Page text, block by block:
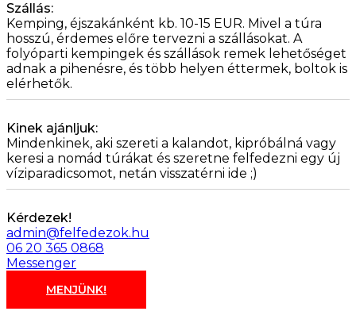
Szállás:
Kemping, éjszakánként kb. 10-15 EUR. Mivel a túra
hosszú, érdemes előre tervezni a szállásokat. A
folyóparti kempingek és szállások remek lehetőséget
adnak a pihenésre, és több helyen éttermek, boltok is
elérhetők.
Kinek ajánljuk:
Mindenkinek, aki szereti a kalandot, kipróbálná vagy
keresi a nomád túrákat és szeretne felfedezni egy új
víziparadicsomot, netán visszatérni ide ;)
Kérdezek!
admin@felfedezok.hu
06 20 365 0868
Messenger
MENJÜNK!